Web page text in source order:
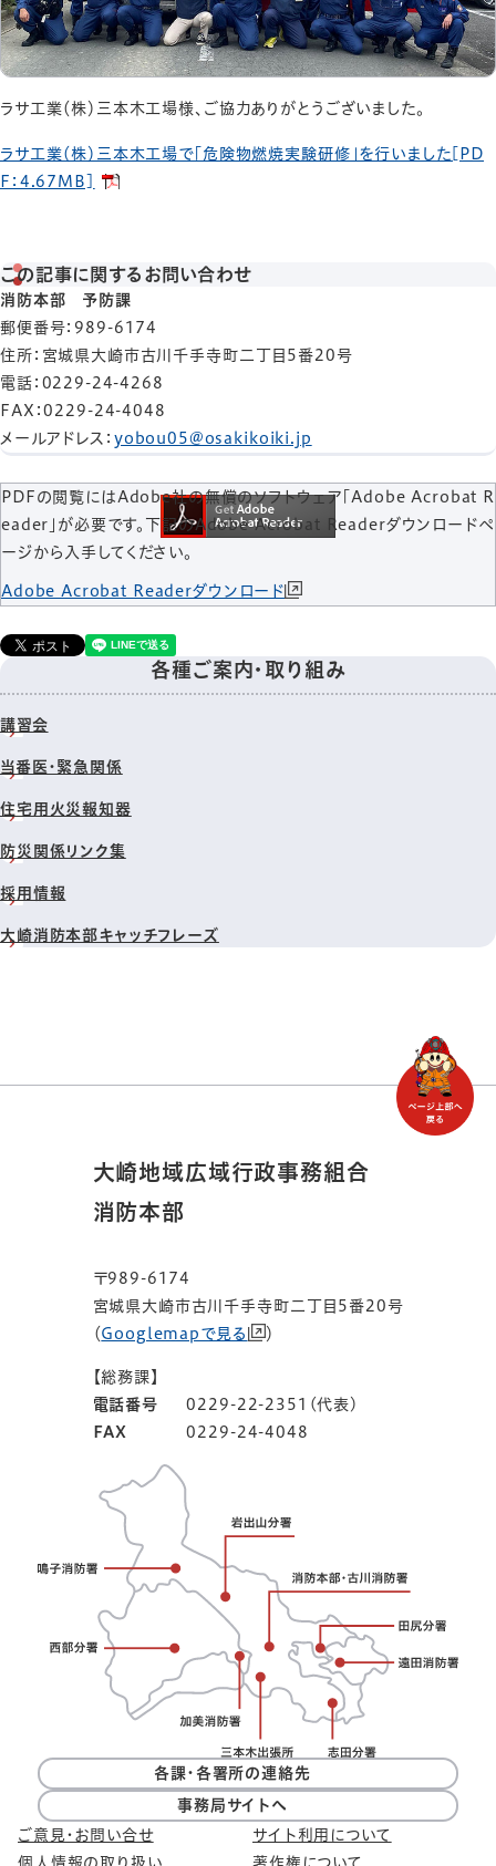
ラサ工業（株）三本木工場様、ご協力ありがとうございました。
ラサ工業（株）三本木工場で「危険物燃焼実験研修」を行いました[PD
F：4.67MB]
この記事に関するお問い合わせ
消防本部 予防課
郵便番号：989-6174
住所 ：宮城県大崎市古川千手寺町二丁目5番20号
電話 ：0229-24-4268
FAX ：0229-24-4048
メールアドレス ： yobou05@osakikoiki.jp
PDFの閲覧にはAdobe社の無償のソフトウェア「Adobe Acrobat R
eader」が必要です。下記のAdobe Acrobat Readerダウンロードペ
ージから入手してください。
Adobe Acrobat Readerダウンロード
各種ご案内・取り組み
講習会
当番医・緊急関係
住宅用火災報知器
防災関係リンク集
採用情報
大崎消防本部キャッチフレーズ
大崎地域広域行政事務組合
消防本部
〒989-6174
宮城県大崎市古川千手寺町二丁目5番20号
（Googlemapで見る ）
【総務課】
電話番号
0229-22-2351(代表)
FAX
0229-24-4048
各課・各署所の連絡先
事務局サイトへ
ご意見・お問い合せ
サイト利用について
個人情報の取り扱い
著作権について